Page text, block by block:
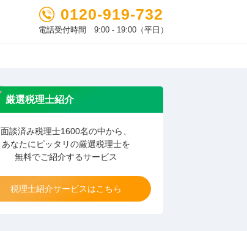
0120-919-732
電話受付時間 9:00 - 19:00（平日）
厳選税理士紹介
面談済み税理士1600名の中から、
あなたにピッタリの厳選税理士を
無料でご紹介するサービス
税理士紹介サービスはこちら